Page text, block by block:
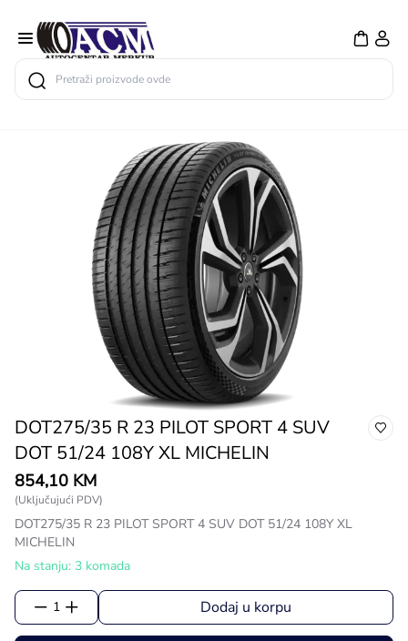
Search
DOT275/35 R 23 PILOT SPORT 4 SUV
DOT 51/24 108Y XL MICHELIN
854,10 KM
(Uključujući PDV)
DOT275/35 R 23 PILOT SPORT 4 SUV DOT 51/24 108Y XL
MICHELIN
Na stanju: 3 komada
1 Dodaj u korpu